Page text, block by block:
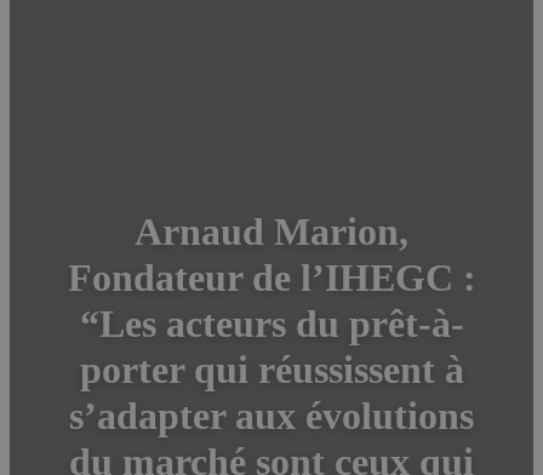
Arnaud Marion,
Fondateur de l’IHEGC :
“Les acteurs du prêt-à-
porter qui réussissent à
s’adapter aux évolutions
du marché sont ceux qui